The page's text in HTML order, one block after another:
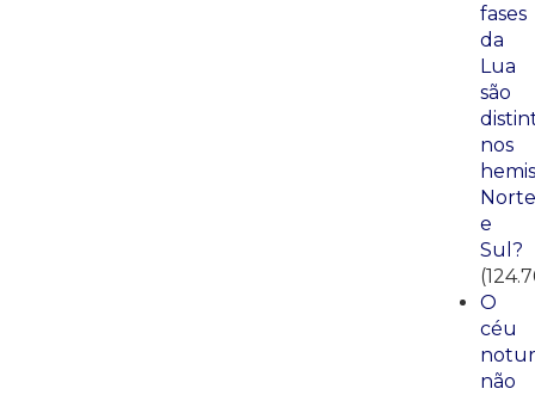
fases
da
Lua
são
nos
Norte
e
Sul?
O
céu
não